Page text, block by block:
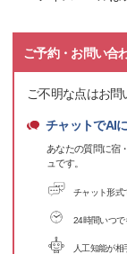
ご予約・お問い合
ご不明な点はお問
チャットでAI
あなたの質問に宿
ュです。
チャット形式
24時間いつで
人工知能が